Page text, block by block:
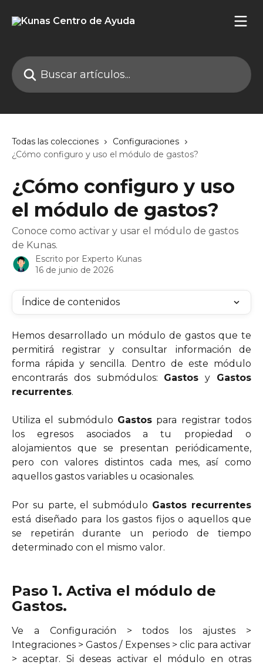
Buscar artículos...
Todas las colecciones
Configuraciones
¿Cómo configuro y uso el módulo de gastos?
¿Cómo configuro y uso
el módulo de gastos?
Conoce como activar y usar el módulo de gastos
de Kunas.
Escrito por Experto Kunas
16 de junio de 2026
Índice de contenidos
Hemos desarrollado un módulo de gastos que te
permitirá registrar y consultar información de
forma rápida y sencilla. Dentro de este módulo
encontrarás dos submódulos: Gastos y Gastos
recurrentes.
Utiliza el submódulo Gastos para registrar todos
los egresos asociados a tu propiedad o
alojamientos que se presentan periódicamente,
pero con valores distintos cada mes, así como
aquellos gastos variables u ocasionales.
Por su parte, el submódulo Gastos recurrentes
está diseñado para los gastos fijos o aquellos que
se repetirán durante un periodo de tiempo
determinado con el mismo valor.
Paso 1. Activa el módulo de
Gastos.
Ve a Configuración > todos los ajustes >
Integraciones > Gastos / Expenses > clic para activar
> aceptar. Si deseas activar el módulo en otras